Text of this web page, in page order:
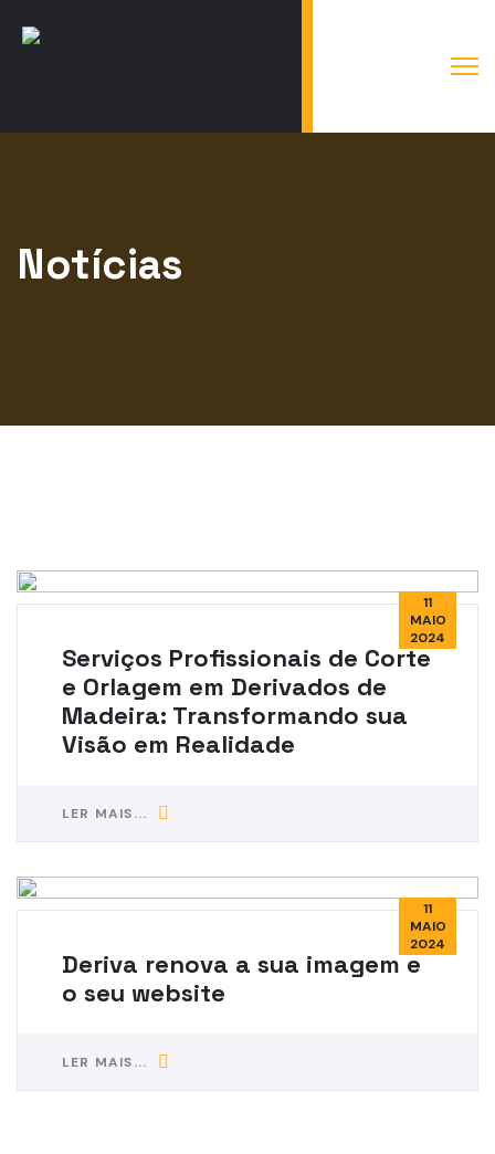
Notícias
Serviços Profissionais de Corte
e Orlagem em Derivados de
Madeira: Transformando sua
Visão em Realidade
11
MAIO
2024
LER MAIS...
Deriva renova a sua imagem e
o seu website
11
MAIO
2024
LER MAIS...